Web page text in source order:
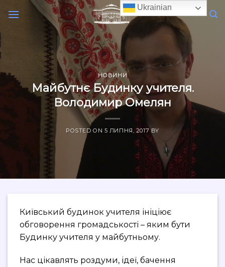
content
НОВИНИ
Майбутнє Будинку учителя.
Володимир Омелян
POSTED ON 5 ЛИПНЯ, 2017BY
Київський будинок учителя ініціює
обговорення громадськості – яким бути
Будинку учителя у майбутньому.
Нас цікавлять роздуми, ідеї, бачення
Ukrainian